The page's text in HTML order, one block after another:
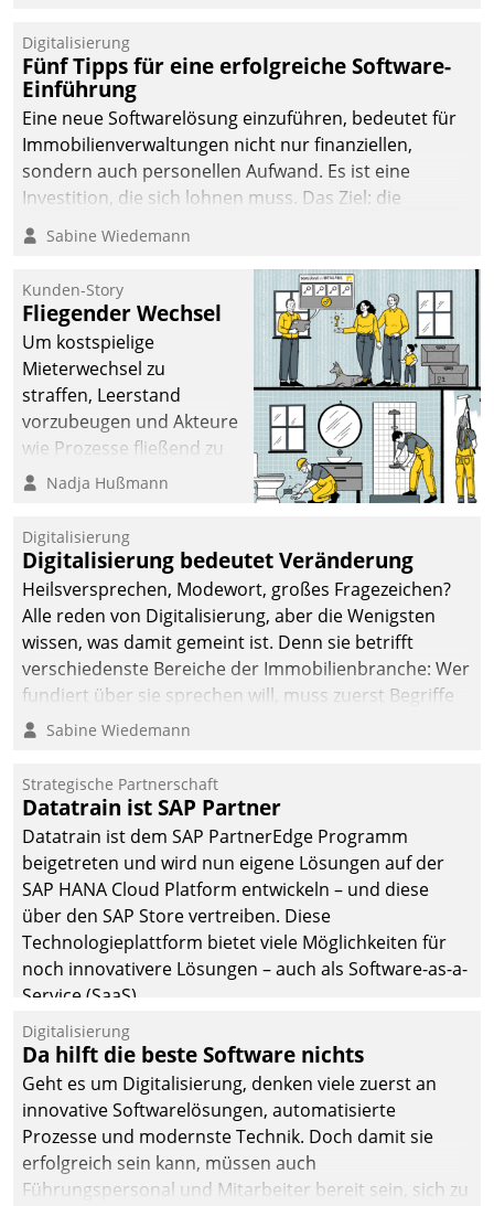
Digitalisierung
Fünf Tipps für eine erfolgreiche Software-
Einführung
Eine neue Softwarelösung einzuführen, bedeutet für
Immobilienverwaltungen nicht nur finanziellen,
sondern auch personellen Aufwand. Es ist eine
Investition, die sich lohnen muss. Das Ziel: die
nachhaltige Optimierung der Geschäftsabläufe. Damit
dieses Ziel erreicht wird, sollten einige Grundregeln
Sabine Wiedemann
Kunden-Story
Fliegender Wechsel
Um kostspielige
Mieterwechsel zu
straffen, Leerstand
vorzubeugen und Akteure
wie Prozesse fließend zu
vernetzen, nutzt die
Jahresbeginn eine
Überblick, Einsicht und
Eingriff bietende Lösung.
Zur Entwicklung setzte
man auf
Cloudtechnologie,
bewährte und Startup-
agile Projektmethoden.
Nadja Hußmann
Digitalisierung
Digitalisierung bedeutet Veränderung
Heilsversprechen, Modewort, großes Fragezeichen?
Alle reden von Digitalisierung, aber die Wenigsten
wissen, was damit gemeint ist. Denn sie betrifft
verschiedenste Bereiche der Immobilienbranche: Wer
fundiert über sie sprechen will, muss zuerst Begriffe
klären. Ein Aspekt ist die betriebliche Optimierung:
Einsparungen durch optimierte und automatisierte
Prozesse. Doch man darf nicht zu viel erwarten: Allein
mit der Einführung einer neuen Software ist es nicht
getan. Die Digitalisierung erfordert von Unternehmen
die Bereitschaft, sich zu überprüfen, zu hinterfragen
und zu verändern.
Sabine Wiedemann
Strategische Partnerschaft
Datatrain ist SAP Partner
Datatrain ist dem SAP PartnerEdge Programm
beigetreten und wird nun eigene Lösungen auf der
SAP HANA Cloud Platform entwickeln – und diese
über den SAP Store vertreiben. Diese
Technologieplattform bietet viele Möglichkeiten für
noch innovativere Lösungen – auch als Software-as-a-
Service (SaaS).
Digitalisierung
Da hilft die beste Software nichts
Geht es um Digitalisierung, denken viele zuerst an
innovative Softwarelösungen, automatisierte
Prozesse und modernste Technik. Doch damit sie
erfolgreich sein kann, müssen auch
Führungspersonal und Mitarbeiter bereit sein, sich zu